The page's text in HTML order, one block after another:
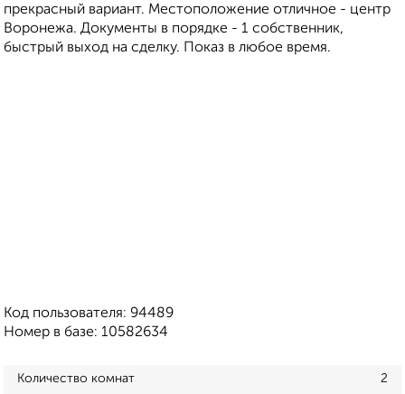
прекрасный вариант. Местоположение отличное - центр
Воронежа. Документы в порядке - 1 собственник,
быстрый выход на сделку. Показ в любое время.
Код пользователя: 94489
Номер в базе: 10582634
Количество комнат 2